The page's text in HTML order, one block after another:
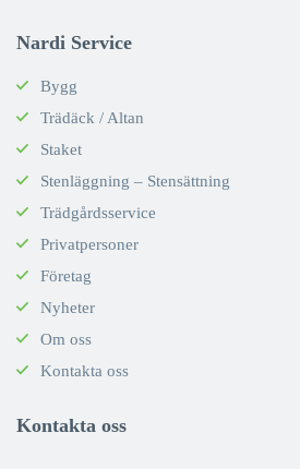
Nardi Service
Bygg
Trädäck / Altan
Staket
Stenläggning – Stensättning
Trädgårdsservice
Privatpersoner
Företag
Nyheter
Om oss
Kontakta oss
Kontakta oss